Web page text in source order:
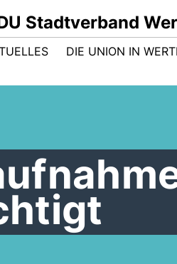
Stadtverband
DIE UNION IN